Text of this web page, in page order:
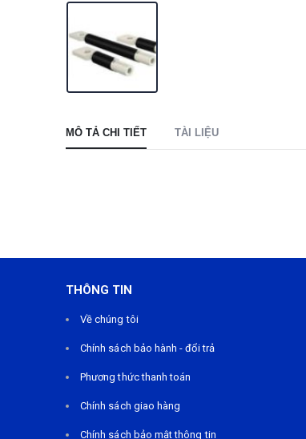
MÔ TẢ CHI TIẾT TÀI LIỆU
THÔNG TIN
Về chúng tôi
Chính sách bảo hành - đổi trả
Phương thức thanh toán
Chính sách giao hàng
Chính sách bảo mật thông tin